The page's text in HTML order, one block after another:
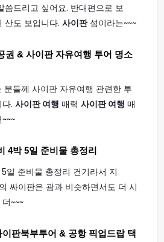
씀드리고 싶어요. 반대편으로 보
산도 보입니다. 사이판섬이라는~~~
권 & 사이판 자유여행 투어 명소
분들께 사이판 자유여행 관련한 투
. 사이판 여행 매력 사이판 여행 매
4박 5일 준비물 총정리
일 준비물 총정리 건기라서 지
싸이판은 괌과 비슷하면서도 더 시
~~~
이판북부투어 & 공항 픽업드랍 택